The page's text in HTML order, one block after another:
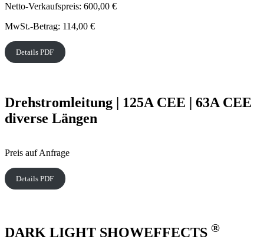
Netto-Verkaufspreis: 600,00 €
MwSt.-Betrag: 114,00 €
Details PDF
Drehstromleitung | 125A CEE | 63A CEE
diverse Längen
Preis auf Anfrage
Details PDF
DARK LIGHT SHOWEFFECTS ®